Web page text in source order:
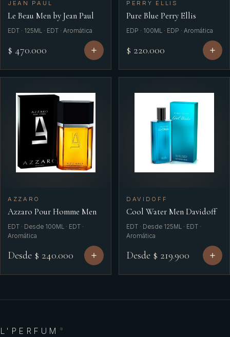
JEAN PAUL
Le Beau Men by Jean Paul
EDT · 125ML · EDT · Aromática
$ 470.000
PERRY ELLIS
Pure Blue Perry Ellis
EDP · 100ML · EDP · Aromática
$ 220.000
AZZARO
Azzaro Pour Homme Men
EDT · Desde 100ML · EDT ·
Aromática
Desde $ 240.000
DAVIDOFF
Cool Water Men Davidoff
EDT · Desde 125ML · EDT ·
Aromática
Desde $ 219.900
L'PERFUM ®